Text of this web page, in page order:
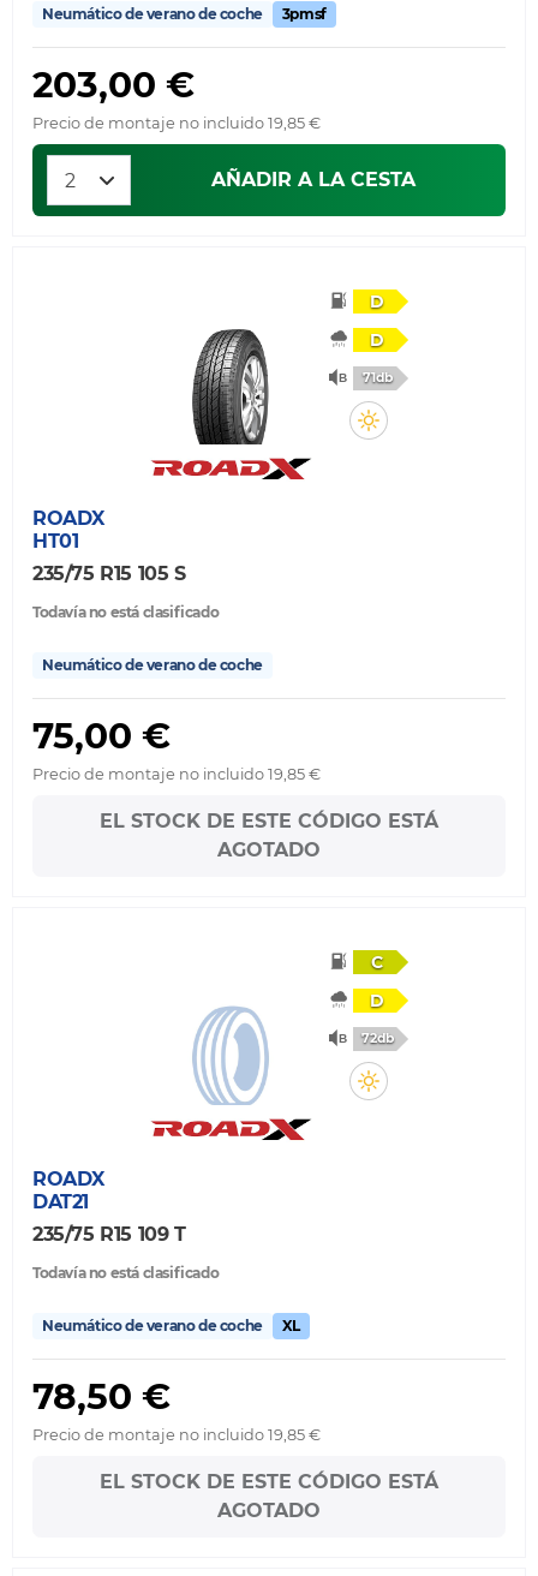
Neumático de verano de coche 3pmsf
203,00 €
Precio de montaje no incluido 19,85 €
AÑADIR A LA CESTA
D
D
71db
ROADX
HT01
235/75 R15 105 S
Todavía no está clasificado
Neumático de verano de coche
75,00 €
Precio de montaje no incluido 19,85 €
EL STOCK DE ESTE CÓDIGO ESTÁ
AGOTADO
C
D
72db
ROADX
DAT21
235/75 R15 109 T
Todavía no está clasificado
Neumático de verano de coche XL
78,50 €
Precio de montaje no incluido 19,85 €
EL STOCK DE ESTE CÓDIGO ESTÁ
AGOTADO